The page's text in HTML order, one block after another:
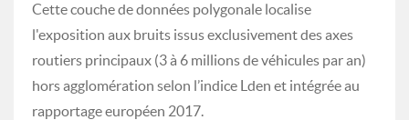
Cette couche de données polygonale localise
l'exposition aux bruits issus exclusivement des axes
routiers principaux (3 à 6 millions de véhicules par an)
hors agglomération selon l’indice Lden et intégrée au
rapportage européen 2017.